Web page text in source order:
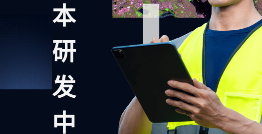
的未来。 规划和运营的地理方法有助于领导
者了解基础设施工程与周围环境的关系。
联系我们
本
研
发
中